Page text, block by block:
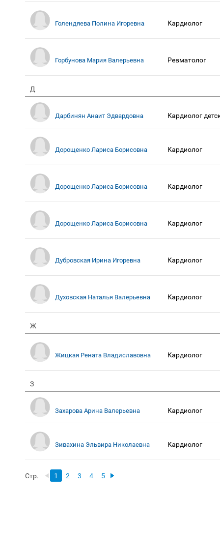
Голендяева Полина Игоревна Кардиолог
Горбунова Мария Валерьевна Ревматолог
Д
Дарбинян Анаит Эдвардовна Кардиолог
Дорощенко Лариса Борисовна Кардиолог
Дорощенко Лариса Борисовна Кардиолог
Дорощенко Лариса Борисовна Кардиолог
Дубровская Ирина Игоревна Кардиолог
Духовская Наталья Валерьевна Кардиолог
Ж
Жицкая Рената Владиславовна Кардиолог
З
Захарова Арина Валерьевна Кардиолог
Зивахина Эльвира Николаевна Кардиолог
Стр. 1 2 3 4 5